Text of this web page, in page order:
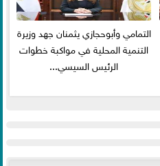
التمامي وأبوحجازي يثمنان جهد وزيرة
التنمية المحلية في مواكبة خطوات
الرئيس السيسي...